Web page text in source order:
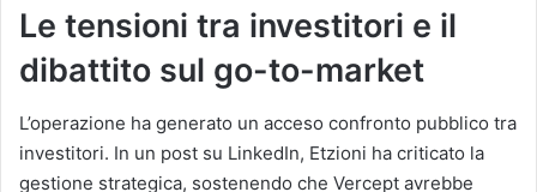
Le tensioni tra investitori e il
dibattito sul go-to-market
L’operazione ha generato un acceso confronto pubblico tra
investitori. In un post su LinkedIn, Etzioni ha criticato la
gestione strategica, sostenendo che Vercept avrebbe